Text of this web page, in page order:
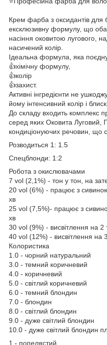
Крем фарба з оксидантів
ексклюзивну формулу, що
насіння оковитою лугового,
насичений колір.
Ідеальна формула, яка
👍хімічну формулу,
👍колір
👍захист.
Активні інгредієнти не
йому інтенсивний колір і блиск.
До складу входить комплекс
серед яких Оковита Луговий,
кондиціонуючих речовин, що
Розводиться 1: 1.5
Спецблонди: 1:2
Робота з окислювачами
7 vol (2,1%) - тон у тон, на
20 vol (6%) - працює з
хв
25 vol (7,5%)- працює з
хв
30 vol (9%) - висвітлення на 2
40 vol (12%) - висвітлення на
Колористика
1.0 - чорний натуральний
3.0 - темний коричневий
4.0 - коричневий
5.0 - світлий коричневий
6.0 - темний блондин
7.0 - блондин
8.0 - світлий блондин
9.0 - дуже світлий блондин
10.0 - дуже світлий блондин
1 - попелястий